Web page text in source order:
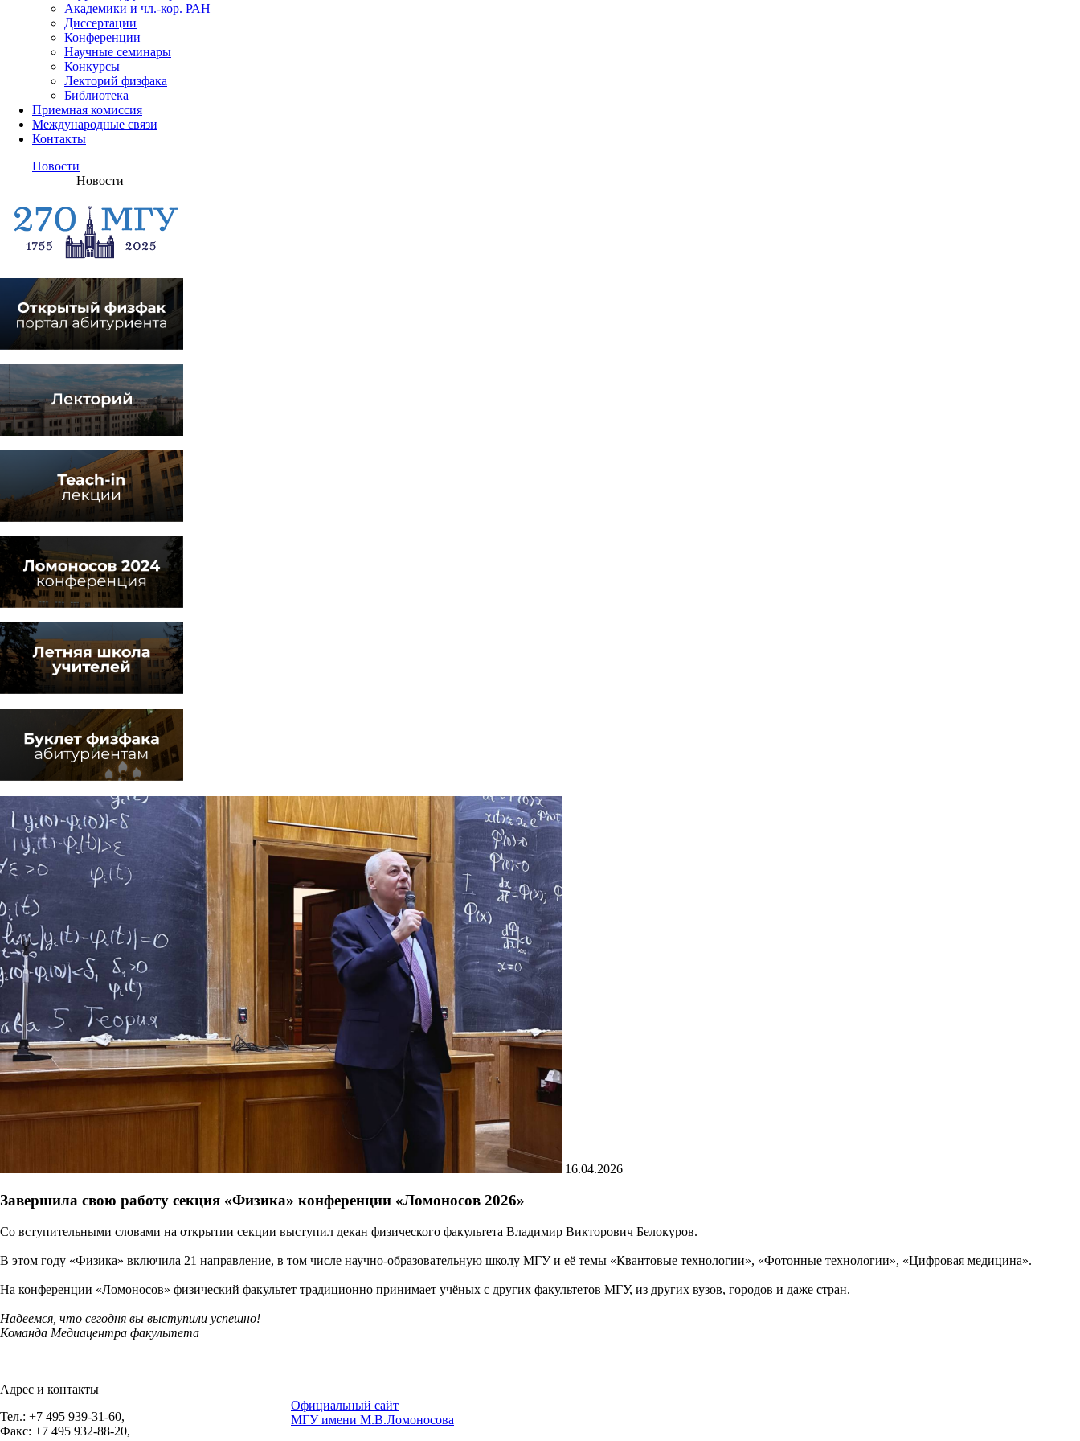
Академики и чл.-кор. РАН
Диссертации
Конференции
Научные семинары
Конкурсы
Лекторий физфака
Библиотека
Приемная комиссия
Международные связи
Контакты
Новости
Новости
16.04.2026
Завершила свою работу секция «Физика» конференции «Ломоносов 2026»
Со вступительными словами на открытии секции выступил декан физического факультета Владимир Викторович Белокуров.
В этом году «Физика» включила 21 направление, в том числе научно-образовательную школу МГУ и её темы «Квантовые технологии», «Фотонные технологии», «Цифровая медицина».
На конференции «Ломоносов» физический факультет традиционно принимает учёных с других факультетов МГУ, из других вузов, городов и даже стран.
Надеемся, что сегодня вы выступили успешно!
Команда Медиацентра факультета
Адрес и контакты
Тел.: +7 495 939-31-60,
Факс: +7 495 932-88-20,
Официальный сайт
МГУ имени М.В.Ломоносова